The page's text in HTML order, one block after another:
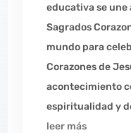
educativa se une
Sagrados
mundo para
Corazones de
acontecimiento
espiritualidad y
leer más